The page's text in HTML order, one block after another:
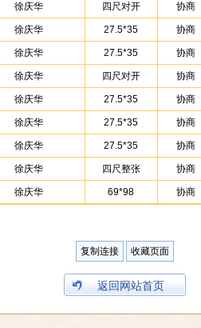
徐庆华 四尺对开 协商
徐庆华 27.5*35 协商
徐庆华 27.5*35 协商
徐庆华 四尺对开 协商
徐庆华 27.5*35 协商
徐庆华 27.5*35 协商
徐庆华 27.5*35 协商
徐庆华 四尺整张 协商
徐庆华 69*98 协商
复制连接 收藏页面
返回网站首页